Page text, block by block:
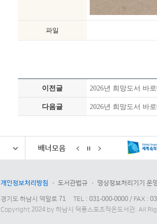
파일
이전글 2026년 희망도서 바
다음글 2026년 희망도서 바
배너모음
개인정보처리방침 도서관법규 영상정보처리기기 운
경기도 하남시 역말로 71
TEL : 031-000-0000 / FAX :
Copyright 2024 by 하남시 덕풍스포츠작은도서관. All